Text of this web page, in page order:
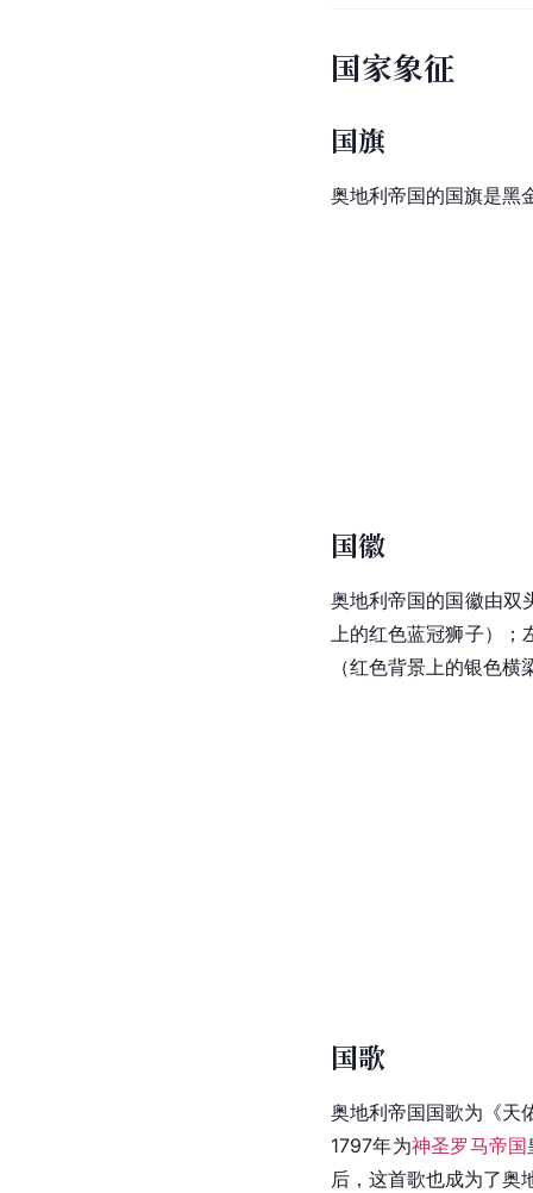
国家象征
国旗
奥地利帝国的国旗是黑
国徽
奥地利帝国的国徽由双
上的红色蓝冠狮子）
（红色背景上的银色横
国歌
奥地利帝国国歌为《天
1797年为神圣罗马帝国
后，这首歌也成为了奥